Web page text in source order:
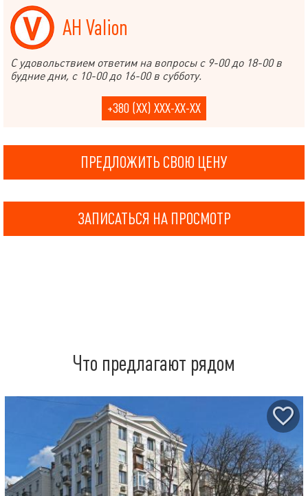
АН Valion
С удовольствием ответим на вопросы с 9-00 до 18-00 в
будние дни, с 10-00 до 16-00 в субботу.
+380 (XX) XXX-XX-XX
ПРЕДЛОЖИТЬ СВОЮ ЦЕНУ
ЗАПИСАТЬСЯ НА ПРОСМОТР
Что предлагают рядом